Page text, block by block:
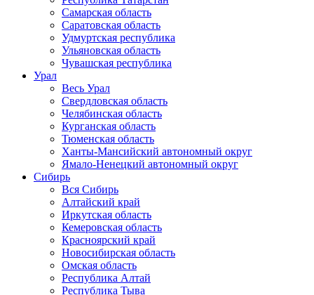
Самарская область
Саратовская область
Удмуртская республика
Ульяновская область
Чувашская республика
Урал
Весь Урал
Свердловская область
Челябинская область
Курганская область
Тюменская область
Ханты-Мансийский автономный округ
Ямало-Ненецкий автономный округ
Сибирь
Вся Сибирь
Алтайский край
Иркутская область
Кемеровская область
Красноярский край
Новосибирская область
Омская область
Республика Алтай
Республика Тыва